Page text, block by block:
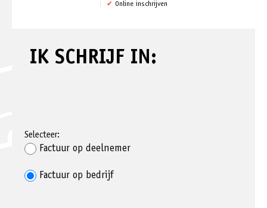
✔ Online inschrijven
IK SCHRIJF IN:
Selecteer:
Factuur op deelnemer
Factuur op bedrijf